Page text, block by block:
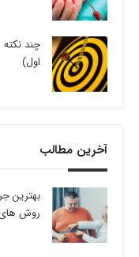
چند
اول)
آخرین مطالب
روش های